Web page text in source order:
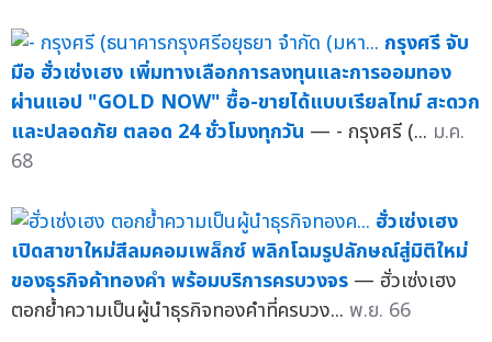
กรุงศรี จับ
มือ ฮั่วเซ่งเฮง เพิ่มทางเลือกการลงทุนและการออมทอง
ผ่านแอป "GOLD NOW" ซื้อ-ขายได้แบบเรียลไทม์ สะดวก
และปลอดภัย ตลอด 24 ชั่วโมงทุกวัน — - กรุงศรี (... ม.ค.
68
ฮั่วเซ่งเฮง
เปิดสาขาใหม่สีลมคอมเพล็กซ์ พลิกโฉมรูปลักษณ์สู่มิติใหม่
ของธุรกิจค้าทองคำ พร้อมบริการครบวงจร — ฮั่วเซ่งเฮง
ตอกย้ำความเป็นผู้นำธุรกิจทองคำที่ครบวง... พ.ย. 66